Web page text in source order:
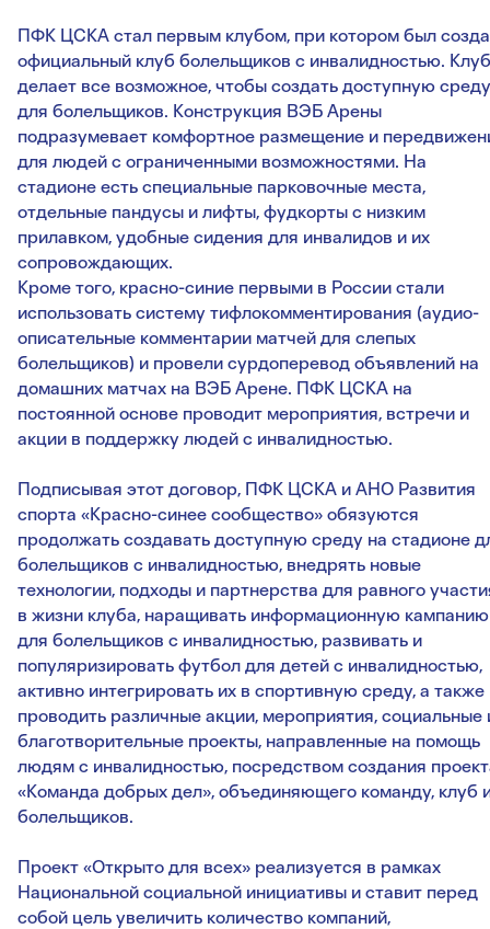
ПФК ЦСКА стал первым клубом, при котором был
официальный клуб болельщиков с инвалидностью. Клуб
делает все возможное, чтобы создать доступную среду
для болельщиков. Конструкция ВЭБ Арены
подразумевает комфортное размещение и
для людей с ограниченными возможностями. На
стадионе есть специальные парковочные места,
отдельные пандусы и лифты, фудкорты с низким
прилавком, удобные сидения для инвалидов и их
сопровождающих.
Кроме того, красно-синие первыми в России стали
использовать систему тифлокомментирования (аудио-
описательные комментарии матчей для слепых
болельщиков) и провели сурдоперевод объявлений на
домашних матчах на ВЭБ Арене. ПФК ЦСКА на
постоянной основе проводит мероприятия, встречи и
акции в поддержку людей с инвалидностью.
Подписывая этот договор, ПФК ЦСКА и АНО Развития
спорта «Красно-синее сообщество» обязуются
продолжать создавать доступную среду на стадионе
болельщиков с инвалидностью, внедрять новые
технологии, подходы и партнерства для равного
в жизни клуба, наращивать информационную кампанию
для болельщиков с инвалидностью, развивать и
популяризировать футбол для детей с инвалидностью,
активно интегрировать их в спортивную среду, а также
проводить различные акции, мероприятия, социальные
благотворительные проекты, направленные на помощь
людям с инвалидностью, посредством создания
«Команда добрых дел», объединяющего команду, клуб
болельщиков.
Проект «Открыто для всех» реализуется в рамках
Национальной социальной инициативы и ставит перед
собой цель увеличить количество компаний,